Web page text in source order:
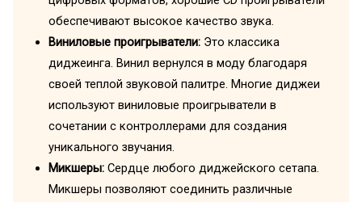
обеспечивают высокое качество звука.
Виниловые проигрыватели:Это классика
диджеинга. Винил вернулся в моду благодаря
своей теплой звуковой палитре. Многие диджеи
используют виниловые проигрыватели в
сочетании с контроллерами для создания
уникального звучания.
Микшеры:Сердце любого диджейского сетапа.
Микшеры позволяют соединить различные